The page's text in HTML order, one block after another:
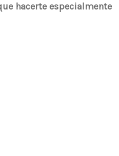
hacerte especialmente